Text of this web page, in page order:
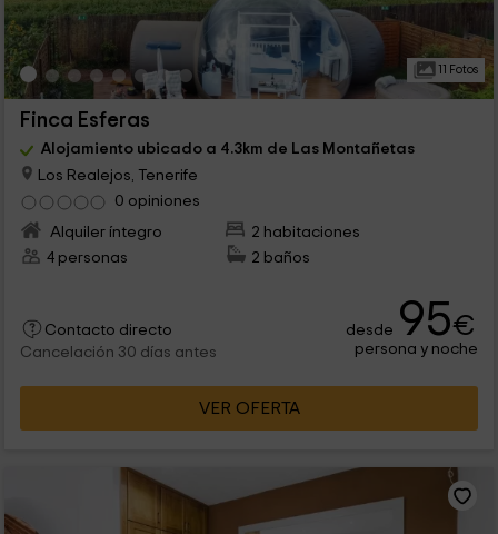
11 Fotos
Finca Esferas
Alojamiento ubicado a 4.3km de Las Montañetas
Los Realejos, Tenerife
0 opiniones
Alquiler íntegro
2 habitaciones
4 personas
2 baños
Contacto directo
Cancelación 30 días antes
desde 95€
persona y noche
VER OFERTA